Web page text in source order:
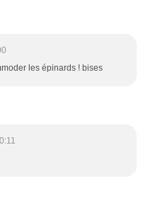
les épinards ! bises